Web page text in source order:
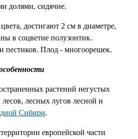
долями, сидячие.
достигают 2 см в диаметре,
в соцветие полузонтик.
пестиков. Плод - многоорешек.
растений негустых
лесных лугов лесной и
Сибири.
европейской части